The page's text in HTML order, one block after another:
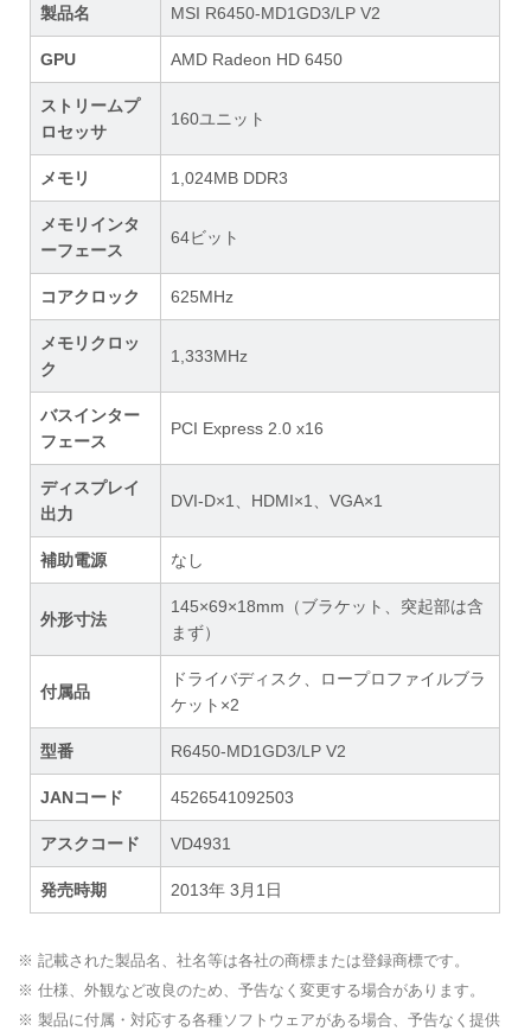
製品名 MSI R6450-MD1GD3/LP V2
GPU AMD Radeon HD 6450
ストリームプ
ロセッサ
160ユニット
メモリ 1,024MB DDR3
メモリインタ
ーフェース
64ビット
コアクロック 625MHz
メモリクロッ
ク
1,333MHz
バスインター
フェース
PCI Express 2.0 x16
ディスプレイ
出力
DVI-D×1、HDMI×1、VGA×1
補助電源 なし
外形寸法
145×69×18mm（ブラケット、突起部は含
まず）
付属品
ドライバディスク、ロープロファイルブラ
ケット×2
型番 R6450-MD1GD3/LP V2
JANコード 4526541092503
アスクコード VD4931
発売時期 2013年 3月1日
※ 記載された製品名、社名等は各社の商標または登録商標です。
※ 仕様、外観など改良のため、予告なく変更する場合があります。
※ 製品に付属・対応する各種ソフトウェアがある場合、予告なく提供